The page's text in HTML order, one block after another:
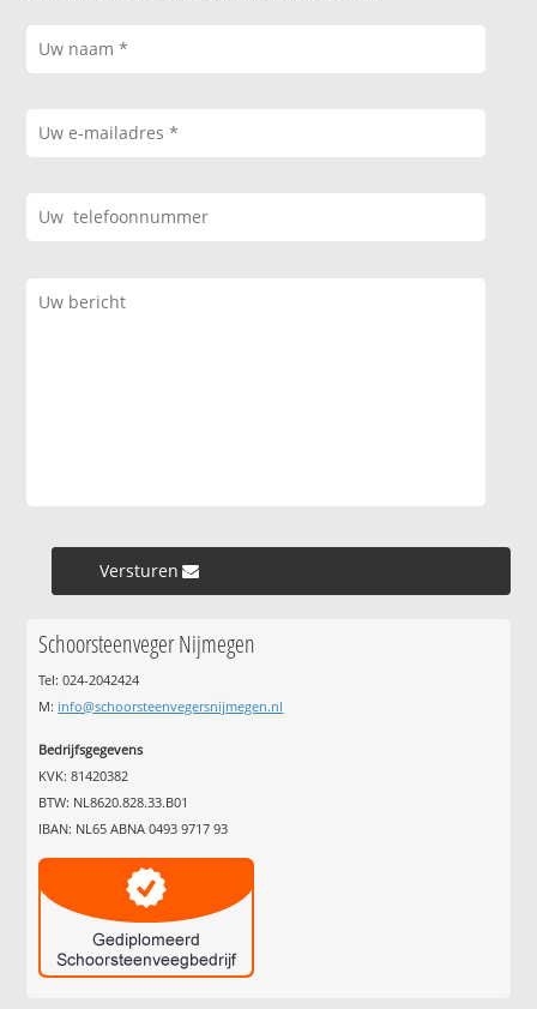
Versturen »
Schoorsteenveger Nijmegen
Tel: 024-2042424
M: info@schoorsteenvegersnijmegen.nl
Bedrijfsgegevens
KVK: 81420382
BTW: NL8620.828.33.B01
IBAN: NL65 ABNA 0493 9717 93